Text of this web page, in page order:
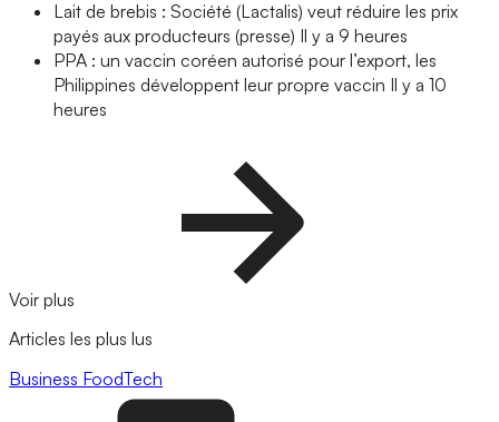
Lait de brebis : Société (Lactalis) veut réduire les prix
payés aux producteurs (presse) Il y a 9 heures
PPA : un vaccin coréen autorisé pour l’export, les
Philippines développent leur propre vaccin Il y a 10
heures
Voir plus
Articles les plus lus
Business FoodTech